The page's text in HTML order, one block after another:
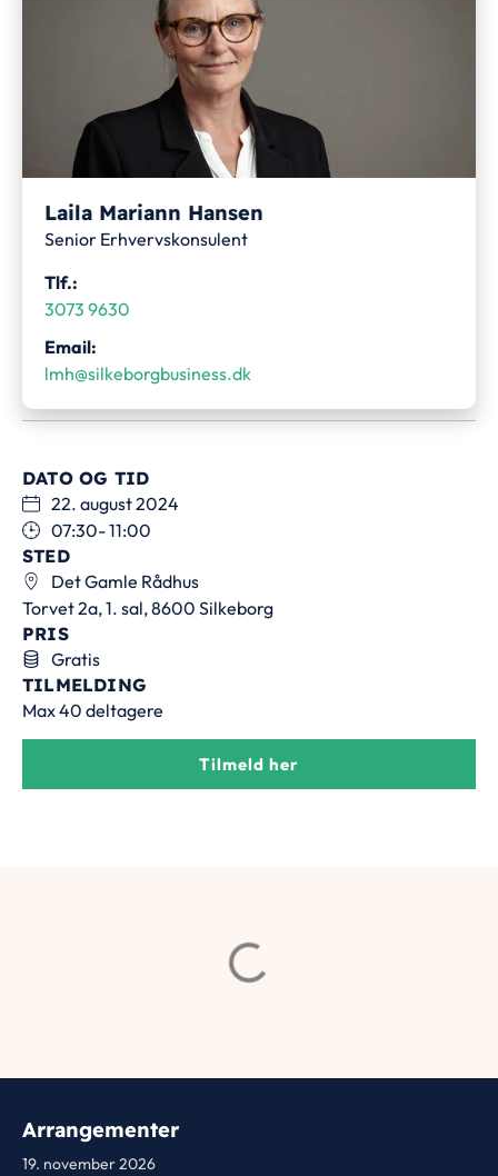
Laila Mariann Hansen
Senior Erhvervskonsulent
Tlf.:
3073 9630
Email:
lmh@silkeborgbusiness.dk
DATO OG TID
22. august 2024
07:30- 11:00
STED
Det Gamle Rådhus
Torvet 2a, 1. sal, 8600 Silkeborg
PRIS
Gratis
TILMELDING
Max 40 deltagere
Tilmeld her
Arrangementer
19. november 2026